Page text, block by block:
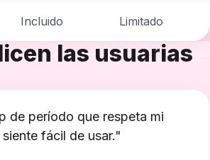
Incluido Limitado
las usuarias
de período que respeta mi
fácil de usar."